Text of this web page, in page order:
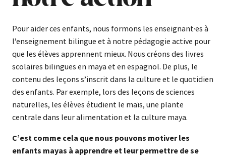
Pour aider ces enfants, nous formons les enseignant·es à
l’enseignement bilingue et à notre pédagogie active pour
que les élèves apprennent mieux. Nous créons des livres
scolaires bilingues en maya et en espagnol. De plus, le
contenu des leçons s’inscrit dans la culture et le quotidien
des enfants. Par exemple, lors des leçons de sciences
naturelles, les élèves étudient le maïs, une plante
centrale dans leur alimentation et la culture maya.
C’est comme cela que nous pouvons motiver les
enfants mayas à apprendre et leur permettre de se